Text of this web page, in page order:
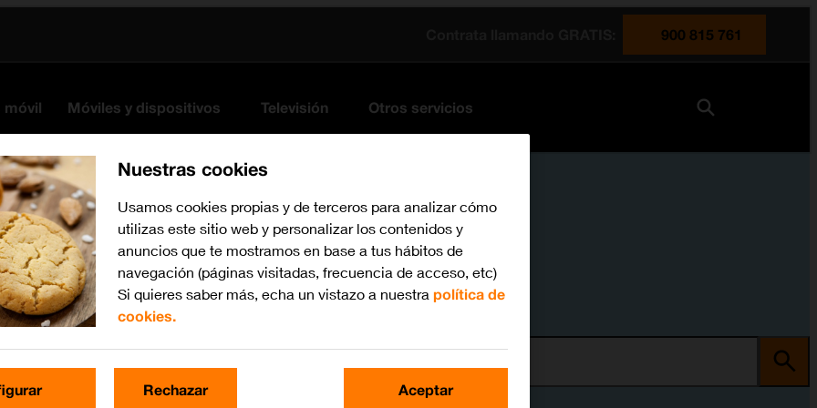
900 815 761
móvil Móviles y dispositivos Televisión Otros servicios
Nuestras cookies
Usamos cookies propias y de terceros para analizar cómo
utilizas este sitio web y personalizar los contenidos y
anuncios que te mostramos en base a tus hábitos de
navegación (páginas visitadas, frecuencia de acceso, etc)
Si quieres saber más, echa un vistazo a nuestra política de
cookies.
Rechazar Aceptar